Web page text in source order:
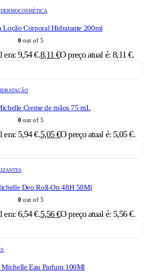
DERMOCOSMÉTICA
Loção Corporal Hidratante 200ml
0 out of 5
era: 9,54 €.8,11€O preço atual é: 8,11 €.
Creme de mãos 75 mL
0 out of 5
era: 5,94 €.5,05€O preço atual é: 5,05 €.
Deo Roll-On 48H 50Ml
0 out of 5
era: 6,54 €.5,56€O preço atual é: 5,56 €.
Eau Parfum 100Ml